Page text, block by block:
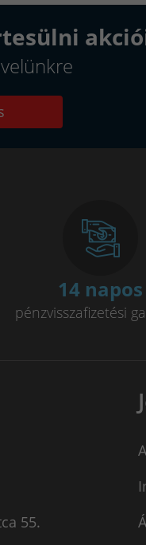
14 napos
pénzvisszafizetési
55.